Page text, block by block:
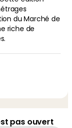
du Marché de
riche de
pas ouvert